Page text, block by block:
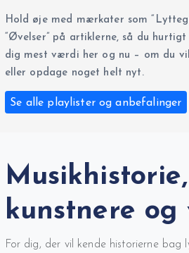
Hold øje med mærkater som
“Øvelser” på artiklerne, så du
dig mest værdi her og nu – om du
eller opdage noget helt nyt.
Se alle playlister og anbefalinger
Musikhistorie,
kunstnere
For dig, der vil kende historierne bag